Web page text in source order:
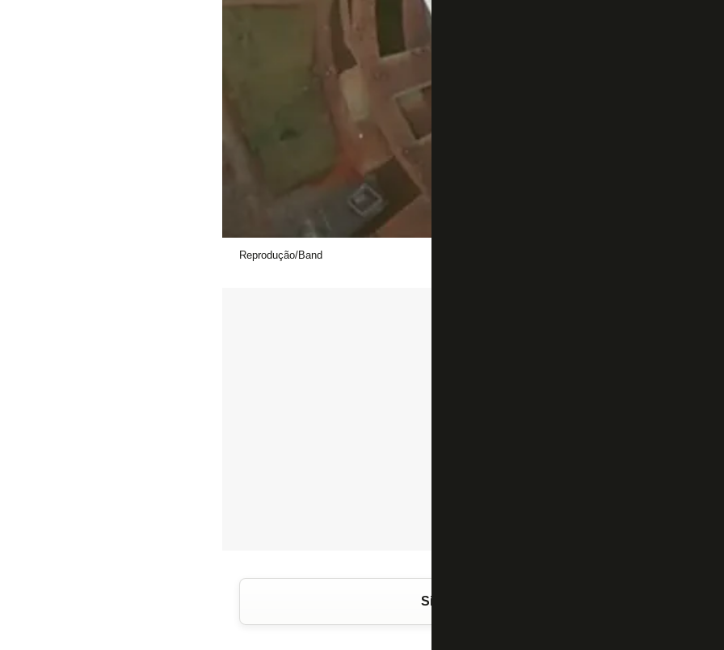
Reprodução/Band
Siga o FogãoNET